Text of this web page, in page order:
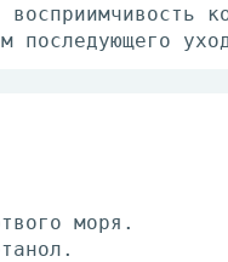
восприимчивость
последующего
моря.